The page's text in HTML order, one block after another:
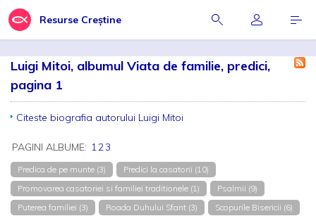
Resurse Creștine
Luigi Mitoi, albumul Viata de familie, predici,
pagina 1
Citeste biografia autorului Luigi Mitoi
PAGINI ALBUME: 123
Predica de pe munte (3)
Predici la casatorii (10)
Promovarea casatoriei si familiei traditionele (1)
Psalmii (9)
Puterea familiei (3)
Roada Duhului Sfant (3)
Scopurile Bisericii (6)